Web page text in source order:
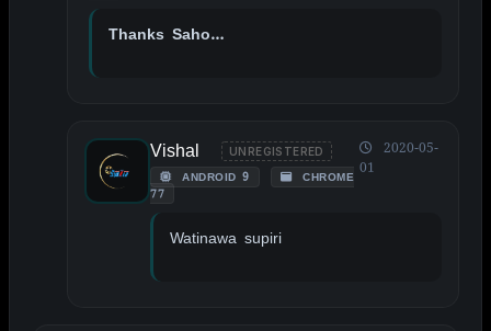
Thanks Saho…
Vishal UNREGISTERED
ANDROID 9
CHROME
77
2020-05-
01
Watinawa supiri